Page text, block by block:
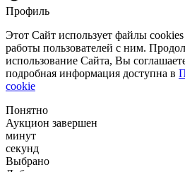
Профиль
Этот Сайт использует файлы
работы пользователей с ним.
использование Сайта, Вы
подробная информация доступна в
cookie
Понятно
Аукцион завершен
минут
секунд
Выбрано